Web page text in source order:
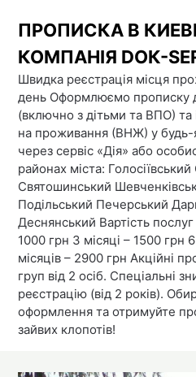
content
ПРОПИСКА В
КОМПАНІЯ DOК-
Швидка реєстрація місця
день Оформлюємо прописку
(включно з дітьми та ВПО) та
на проживання (ВНЖ) у будь-
через сервіс «Дія» або
районах міста:
Святошинський
Подільський Печерський
Деснянський Вартість послуг
1000 грн 3 місяці – 1500 грн
місяців – 2900 грн Акційні
груп від 2 осіб. Спеціальні
реєстрацію (від 2 років).
оформлення та отримуйте
зайвих клопотів!